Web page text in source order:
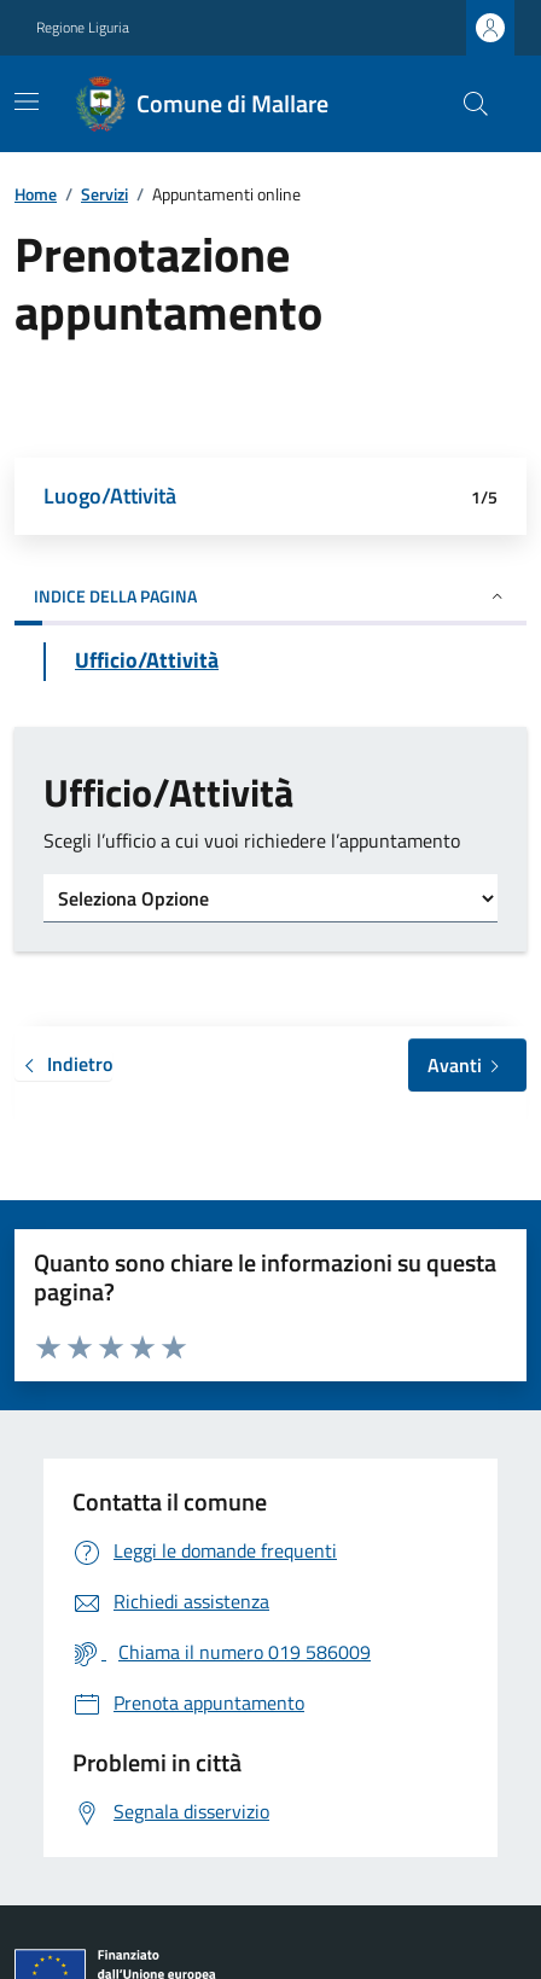
Regione Liguria
Comune di Mallare
Home / Servizi / Appuntamenti online
Prenotazione
appuntamento
Luogo/Attività
Dettagli appuntamento
Richiedente
Data e orario
Riepilogo 1/5
INDICE DELLA PAGINA
Ufficio/Attività
Ufficio/Attività
Scegli l’ufficio a cui vuoi richiedere l’appuntamento
Indietro Avanti
Quanto sono chiare le informazioni su questa
pagina?
Valuta da 1 a 5 stelle la pagina
Valuta 5 stelle su 5
Valuta 4 stelle su 5
Valuta 3 stelle su 5
Valuta 2 stelle su 5
Valuta 1 stelle su 5
Contatta il comune
Leggi le domande frequenti
Richiedi assistenza
Chiama il numero 019 586009
Prenota appuntamento
Problemi in città
Segnala disservizio